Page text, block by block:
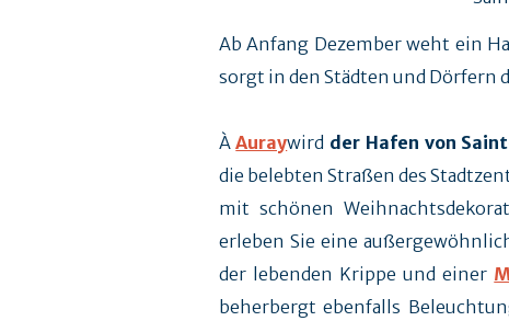
Ab Anfang Dezember weht ein
sorgt in den Städten und Dörfern
À Auraywird der Hafen von
die belebten Straßen des
mit schönen
erleben Sie eine
der lebenden Krippe und einer
beherbergt ebenfalls